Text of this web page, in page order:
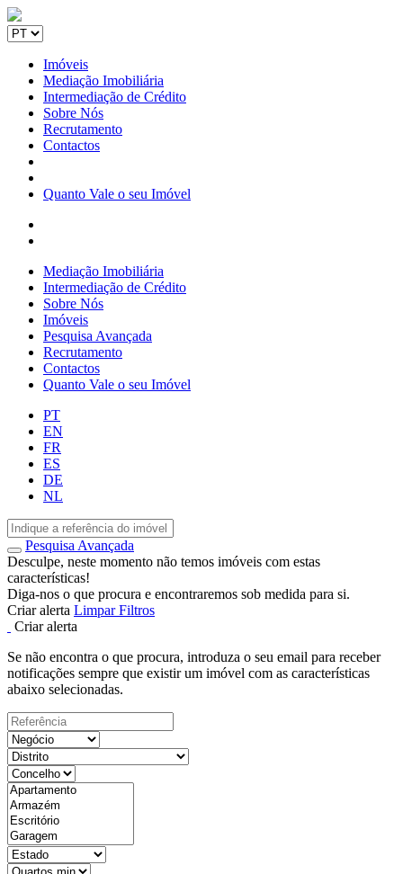
Imóveis
Mediação Imobiliária
Intermediação de Crédito
Sobre Nós
Recrutamento
Contactos
Quanto Vale o seu Imóvel
Mediação Imobiliária
Intermediação de Crédito
Sobre Nós
Imóveis
Pesquisa Avançada
Recrutamento
Contactos
Quanto Vale o seu Imóvel
PT
EN
FR
ES
DE
NL
Pesquisa Avançada
Desculpe, neste momento não temos imóveis com estas
características!
Diga-nos o que procura e encontraremos sob medida para si.
Criar alerta Limpar Filtros
Criar alerta
Se não encontra o que procura, introduza o seu email para receber
notificações sempre que existir um imóvel com as características
abaixo selecionadas.